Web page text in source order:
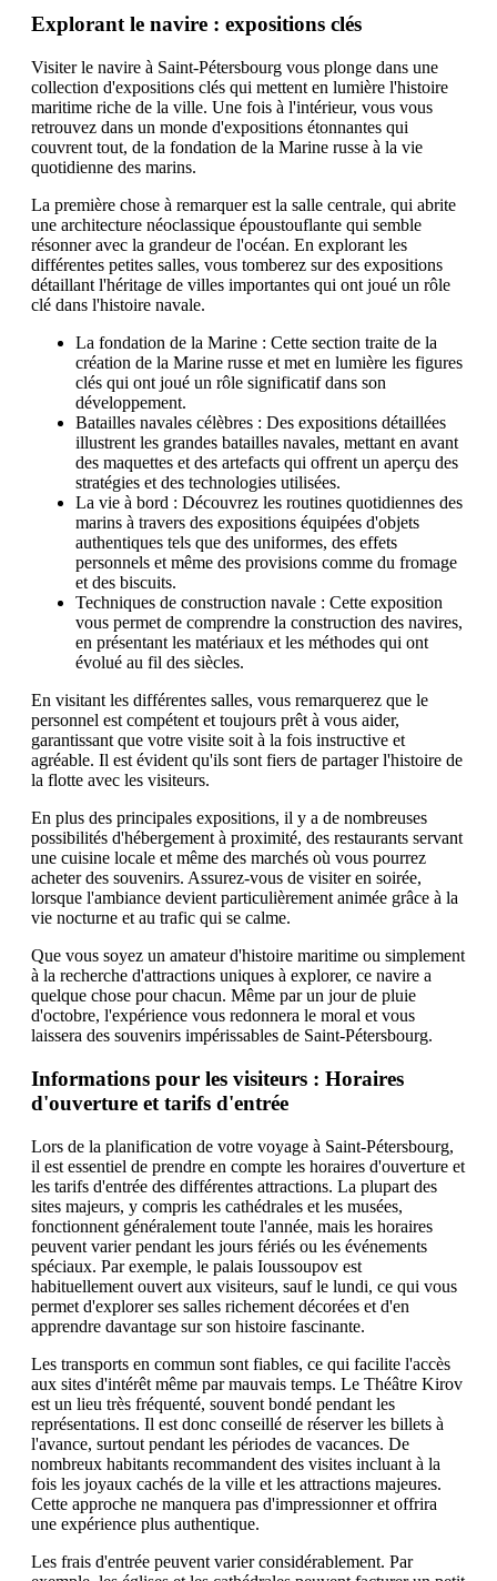
Explorant le navire : expositions clés
Visiter le navire à Saint-Pétersbourg vous plonge dans une
collection d'expositions clés qui mettent en lumière l'histoire
maritime riche de la ville. Une fois à l'intérieur, vous vous
retrouvez dans un monde d'expositions étonnantes qui
couvrent tout, de la fondation de la Marine russe à la vie
quotidienne des marins.
La première chose à remarquer est la salle centrale, qui abrite
une architecture néoclassique époustouflante qui semble
résonner avec la grandeur de l'océan. En explorant les
différentes petites salles, vous tomberez sur des expositions
détaillant l'héritage de villes importantes qui ont joué un rôle
clé dans l'histoire navale.
La fondation de la Marine : Cette section traite de la
création de la Marine russe et met en lumière les figures
clés qui ont joué un rôle significatif dans son
développement.
Batailles navales célèbres : Des expositions détaillées
illustrent les grandes batailles navales, mettant en avant
des maquettes et des artefacts qui offrent un aperçu des
stratégies et des technologies utilisées.
La vie à bord : Découvrez les routines quotidiennes des
marins à travers des expositions équipées d'objets
authentiques tels que des uniformes, des effets
personnels et même des provisions comme du fromage
et des biscuits.
Techniques de construction navale : Cette exposition
vous permet de comprendre la construction des navires,
en présentant les matériaux et les méthodes qui ont
évolué au fil des siècles.
En visitant les différentes salles, vous remarquerez que le
personnel est compétent et toujours prêt à vous aider,
garantissant que votre visite soit à la fois instructive et
agréable. Il est évident qu'ils sont fiers de partager l'histoire de
la flotte avec les visiteurs.
En plus des principales expositions, il y a de nombreuses
possibilités d'hébergement à proximité, des restaurants servant
une cuisine locale et même des marchés où vous pourrez
acheter des souvenirs. Assurez-vous de visiter en soirée,
lorsque l'ambiance devient particulièrement animée grâce à la
vie nocturne et au trafic qui se calme.
Que vous soyez un amateur d'histoire maritime ou simplement
à la recherche d'attractions uniques à explorer, ce navire a
quelque chose pour chacun. Même par un jour de pluie
d'octobre, l'expérience vous redonnera le moral et vous
laissera des souvenirs impérissables de Saint-Pétersbourg.
Informations pour les visiteurs : Horaires
d'ouverture et tarifs d'entrée
Lors de la planification de votre voyage à Saint-Pétersbourg,
il est essentiel de prendre en compte les horaires d'ouverture et
les tarifs d'entrée des différentes attractions. La plupart des
sites majeurs, y compris les cathédrales et les musées,
fonctionnent généralement toute l'année, mais les horaires
peuvent varier pendant les jours fériés ou les événements
spéciaux. Par exemple, le palais Ioussoupov est
habituellement ouvert aux visiteurs, sauf le lundi, ce qui vous
permet d'explorer ses salles richement décorées et d'en
apprendre davantage sur son histoire fascinante.
Les transports en commun sont fiables, ce qui facilite l'accès
aux sites d'intérêt même par mauvais temps. Le Théâtre Kirov
est un lieu très fréquenté, souvent bondé pendant les
représentations. Il est donc conseillé de réserver les billets à
l'avance, surtout pendant les périodes de vacances. De
nombreux habitants recommandent des visites incluant à la
fois les joyaux cachés de la ville et les attractions majeures.
Cette approche ne manquera pas d'impressionner et offrira
une expérience plus authentique.
Les frais d'entrée peuvent varier considérablement. Par